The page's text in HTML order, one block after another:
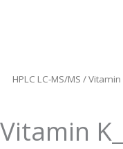
HPLC LC-MS/MS / Vitamin
Vitamin